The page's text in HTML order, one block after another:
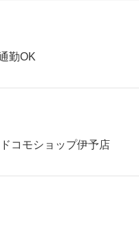
勤OK
コモショップ伊予店